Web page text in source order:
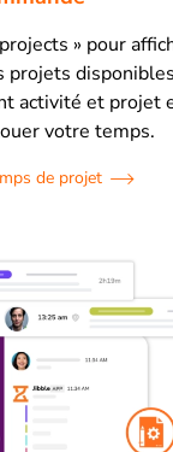
» pour
projets
activité et projet
votre temps.
de projet